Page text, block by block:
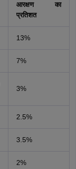
आरक्षण का
प्रतिशत
13%
7%
3%
2.5%
3.5%
2%